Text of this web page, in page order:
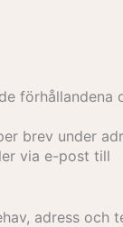
förhållandena
brev under
via e-post till
adress och